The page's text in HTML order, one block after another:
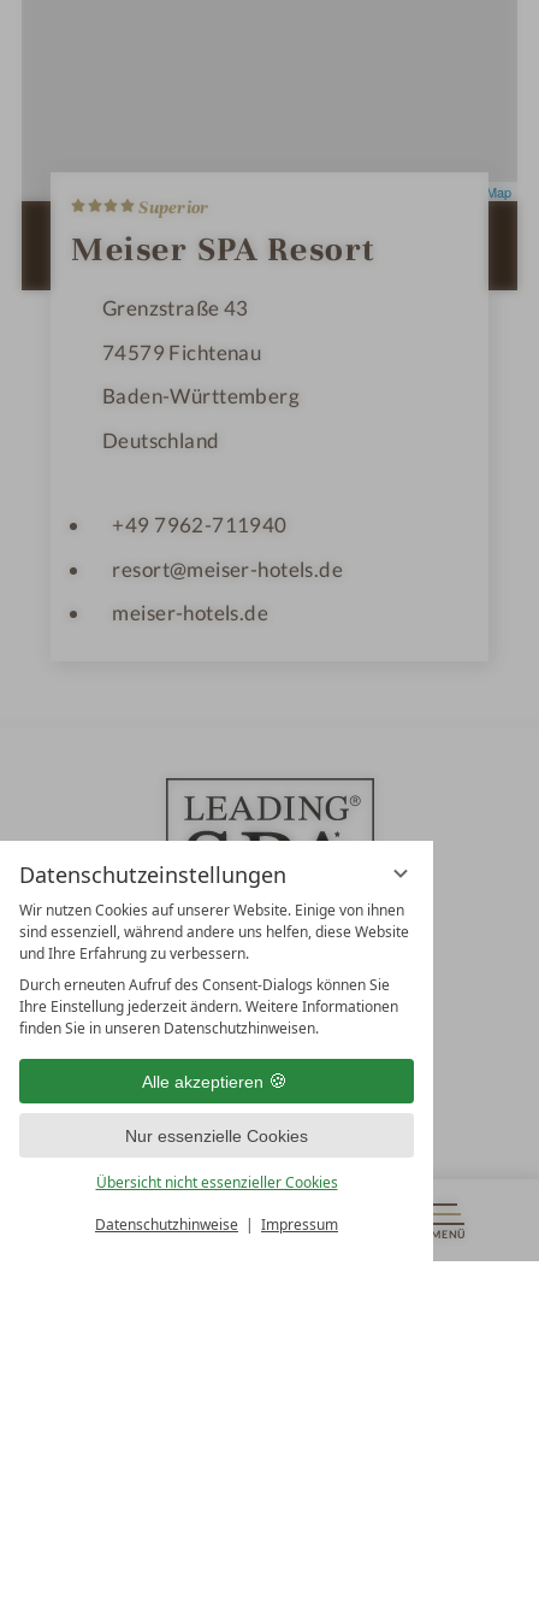
Datenschutzeinstellungen
Wir nutzen Cookies auf unserer Website. Einige von ihnen
sind essenziell, während andere uns helfen, diese Website
und Ihre Erfahrung zu verbessern.
Durch erneuten Aufruf des Consent-Dialogs können Sie
Ihre Einstellung jederzeit ändern. Weitere Informationen
finden Sie in unseren Datenschutzhinweisen.
Alle akzeptieren
Nur essenzielle Cookies
Übersicht nicht essenzieller Cookies
Datenschutzhinweise Impressum
MENÜ
GUTSCHEINE & MEHR ALLE RESORTS
OpenStreetMap
MAPS
4
S
t
e
n
e
Superior
Meiser SPA Resort
Grenzstraße 43
74579 Fichtenau
Baden-Württemberg
Deutschland
+49 7962-711940
resort@meiser-hotels.de
meiser-hotels.de
LEADING SPA RESORTS
10. Oktober Str. 17/Top 1
Österreich
T +43 4242 22077
UNSERE ÖFFNUNGSZEITEN